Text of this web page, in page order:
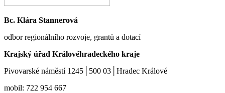
Bc. Klára Stannerová
odbor regionálního rozvoje, grantů a dotací
Krajský úřad Královéhradeckého kraje
Pivovarské náměstí 1245│500 03│Hradec Králové
mobil: 722 954 667